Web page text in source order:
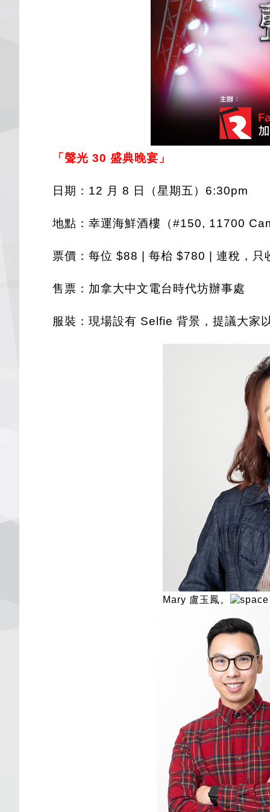
「聲光 30 盛典晚宴」
日期：12 月 8 日（星期五）6:30pm
地點：幸運海鮮酒樓（#150, 11700
票價：每位 $88 | 每枱 $780 | 連稅，只
售票：加拿大中文電台時代坊辦事處
服裝：現場設有 Selfie 背景，提議大家
Mary 盧玉鳳。